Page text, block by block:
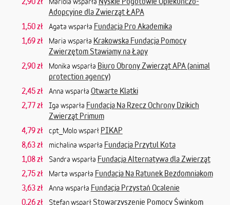
Adopcyjne dla Zwierząt ŁAPA
1,50 zł
Agata wsparła Fundacja Pro Akademika
1,69 zł
Maria wsparła Krakowska Fundacja Pomocy
Zwierzętom Stawiamy na Łapy
2,90 zł
Monika wsparła Biuro Obrony Zwierząt APA (animal
protection agency)
2,45 zł
Anna wsparła Otwarte Klatki
2,77 zł
Iga wsparła Fundacja Na Rzecz Ochrony Dzikich
Zwierząt Primum
4,79 zł
cpt_Molo wsparł PIKAP
8,63 zł
michalina wsparła Fundacja Przytul Kota
1,08 zł
Sandra wsparła Fundacja Alternatywa dla Zwierząt
2,75 zł
Marta wsparła Fundacja Na Ratunek Bezdomniakom
3,63 zł
Anna wsparła Fundacja Przystań Ocalenie
0,26 zł
Stefan wsparł Stowarzyszenie Pomocy Świnkom